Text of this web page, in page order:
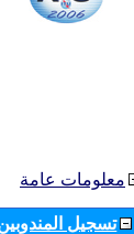
معلومات عامة
تسجيل